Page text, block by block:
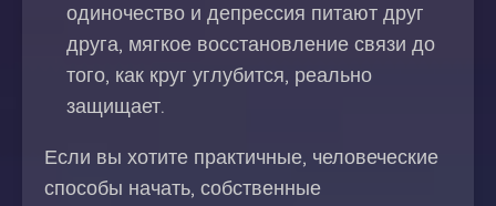
одиночество и депрессия питают друг
друга, мягкое восстановление связи до
того, как круг углубится, реально
защищает.
Если вы хотите практичные, человеческие
способы начать, собственные